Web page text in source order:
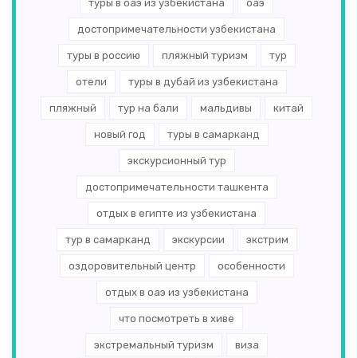
Танзания(2)
(1)
Польша(1)
туры в оаэ из узбекистана оаэ
достопримечательности узбекистана
туры в россию пляжный туризм тур
отели туры в дубай из узбекистана
пляжный тур на бали мальдивы китай
новый год туры в самарканд
экскурсионный тур
достопримечательности ташкента
отдых в египте из узбекистана
тур в самарканд экскурсии экстрим
оздоровительный центр особенности
отдых в оаэ из узбекистана
что посмотреть в хиве
экстремальный туризм виза